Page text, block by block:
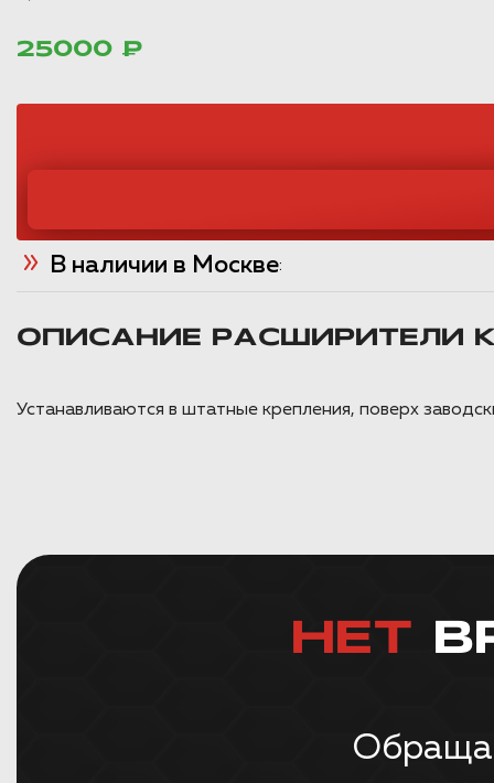
25000 ₽
В наличии в Москве:
ОПИСАНИЕ РАСШИРИТЕЛИ
Устанавливаются в штатные крепления, поверх
НЕТ